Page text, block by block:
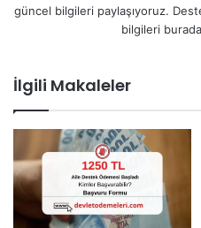
güncel bilgileri paylaşıyoruz.
bilgileri
İlgili Makaleler